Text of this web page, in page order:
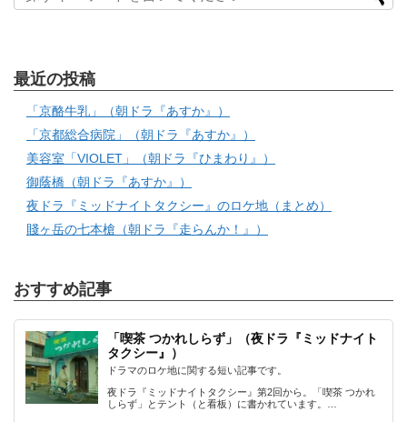
最近の投稿
「京酪牛乳」（朝ドラ『あすか』）
「京都総合病院」（朝ドラ『あすか』）
美容室「VIOLET」（朝ドラ『ひまわり』）
御蔭橋（朝ドラ『あすか』）
夜ドラ『ミッドナイトタクシー』のロケ地（まとめ）
賤ヶ岳の七本槍（朝ドラ『走らんか！』）
おすすめ記事
「喫茶 つかれしらず」（夜ドラ『ミッドナイト
タクシー』）
ドラマのロケ地に関する短い記事です。
夜ドラ『ミッドナイトタクシー』第2回から。「喫茶 つかれ
しらず」とテント（と看板）に書かれています。…